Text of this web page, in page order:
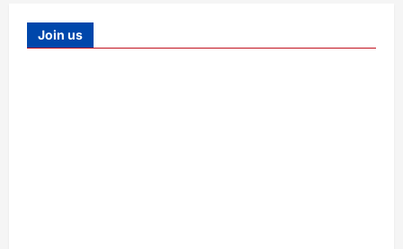
Join us